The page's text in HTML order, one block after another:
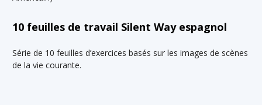
10 feuilles de travail Silent Way espagnol
Série de 10 feuilles d’exercices basés sur les images de scènes
de la vie courante.